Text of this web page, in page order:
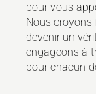
pour vous
Nous
devenir un
engageons à
pour chacun